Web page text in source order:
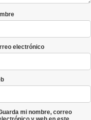
electrónico
mi nombre, correo